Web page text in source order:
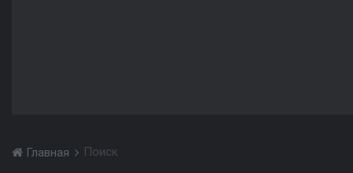
Главная Поиск